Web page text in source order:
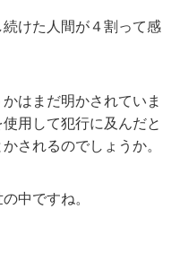
けた人間が４割って感
はまだ明かされていま
用して犯行に及んだと
されるのでしょうか。
中ですね。